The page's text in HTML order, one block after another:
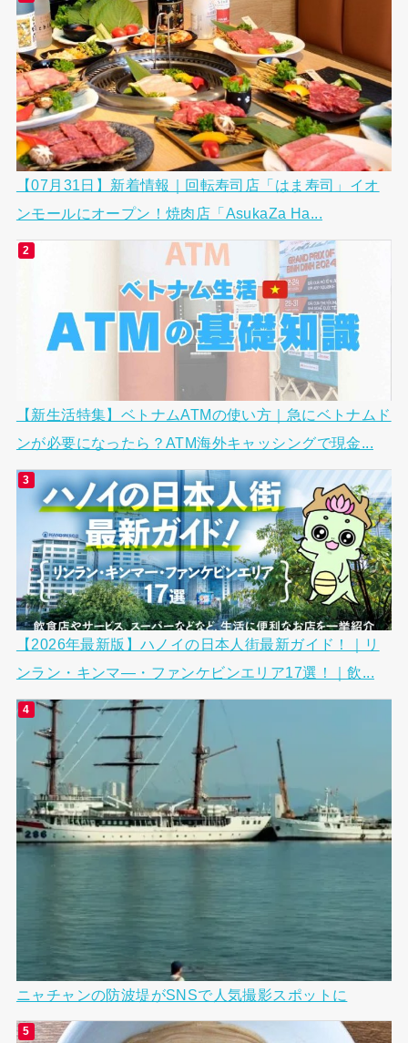
【07月31日】新着情報｜回転寿司店「はま寿司」イオ
ンモールにオープン！焼肉店「AsukaZa Ha...
【新生活特集】ベトナムATMの使い方｜急にベトナムド
ンが必要になったら？ATM海外キャッシングで現金...
【2026年最新版】ハノイの日本人街最新ガイド！｜リ
ンラン・キンマ―・ファンケビンエリア17選！｜飲...
ニャチャンの防波堤がSNSで人気撮影スポットに